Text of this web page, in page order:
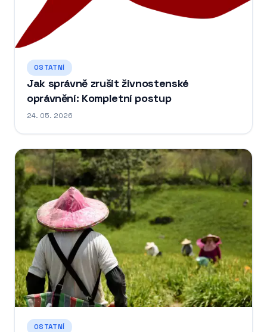
OSTATNÍ
Jak správně zrušit živnostenské
oprávnění: Kompletní postup
24. 05. 2026
OSTATNÍ